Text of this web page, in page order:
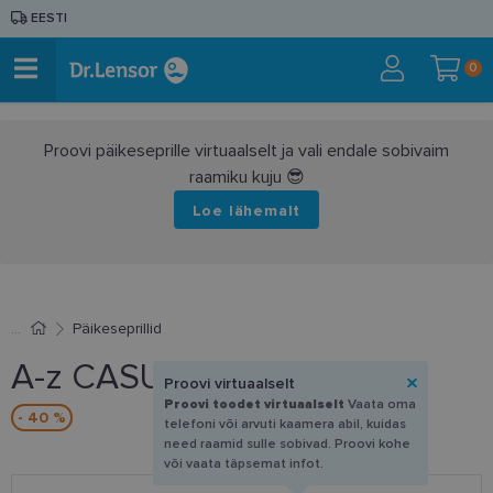
EESTI
0
Proovi päikeseprille virtuaalselt ja vali endale sobivaim
raamiku kuju 😎
Loe lähemalt
Päikeseprillid
A-z CASUAL8460 AP
- 40 %
Proovi virtuaalselt
Proovi toodet virtuaalselt Vaata oma
telefoni või arvuti kaamera abil, kuidas
need raamid sulle sobivad. Proovi kohe
või vaata täpsemat infot.